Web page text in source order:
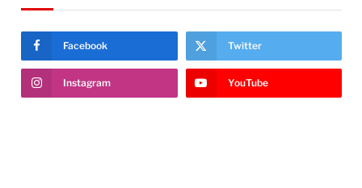
Facebook Twitter
Instagram YouTube